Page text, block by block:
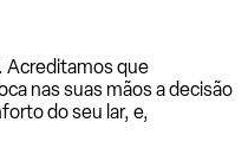
Acreditamos que
nas suas mãos a decisão
do seu lar, e,